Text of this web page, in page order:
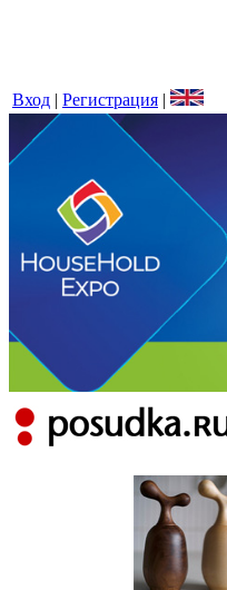
Вход | Регистрация |